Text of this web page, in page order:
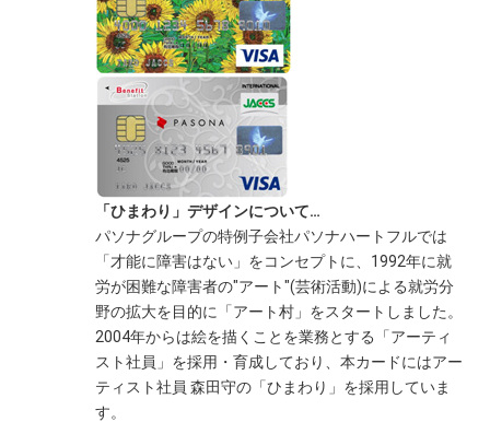
「ひまわり」デザインについて…
パソナグループの特例子会社パソナハートフルでは
「才能に障害はない」をコンセプトに、1992年に就
労が困難な障害者の"アート"(芸術活動)による就労分
野の拡大を目的に「アート村」をスタートしました。
2004年からは絵を描くことを業務とする「アーティ
スト社員」を採用・育成しており、本カードにはアー
ティスト社員 森田守の「ひまわり」を採用していま
す。